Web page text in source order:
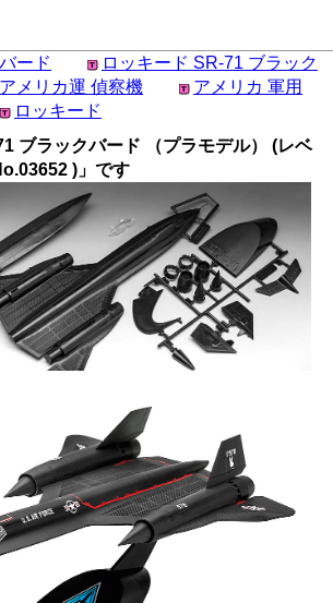
ード
ロッキード SR-71 ブラック
メリカ運 偵察機
アメリカ 軍用
ロッキード
ブラックバード （プラモデル） (レベ
)」です